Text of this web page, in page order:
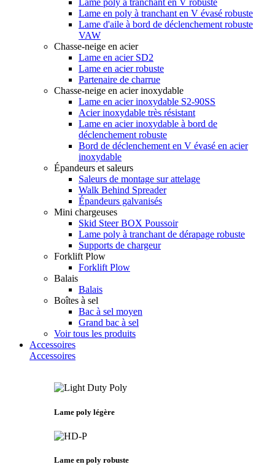
Lame poly à tranchant en V robuste
Lame en poly à tranchant en V évasé robuste
Lame d'aile à bord de déclenchement robuste
VAW
Chasse-neige en acier
Lame en acier SD2
Lame en acier robuste
Partenaire de charrue
Chasse-neige en acier inoxydable
Lame en acier inoxydable S2-90SS
Acier inoxydable très résistant
Lame en acier inoxydable à bord de
déclenchement robuste
Bord de déclenchement en V évasé en acier
inoxydable
Épandeurs et saleurs
Saleurs de montage sur attelage
Walk Behind Spreader
Épandeurs galvanisés
Mini chargeuses
Skid Steer BOX Poussoir
Lame poly à tranchant de dérapage robuste
Supports de chargeur
Forklift Plow
Forklift Plow
Balais
Balais
Boîtes à sel
Bac à sel moyen
Grand bac à sel
Voir tous les produits
Accessoires
Accessoires
Lame poly légère
Lame en poly robuste